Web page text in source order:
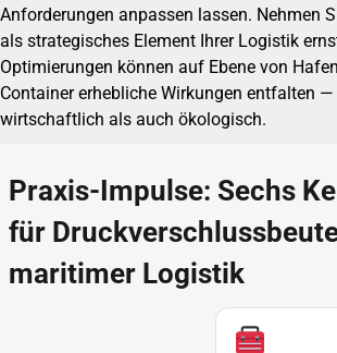
Anforderungen anpassen lassen. Nehmen
als strategisches Element Ihrer Logistik
Optimierungen können auf Ebene von
Container erhebliche Wirkungen entfalten
wirtschaftlich als auch ökologisch.
Praxis-Impulse: Sechs
für
maritimer Logistik